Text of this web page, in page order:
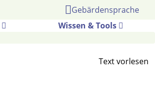
Gebärdensprache
Wissen & Tools